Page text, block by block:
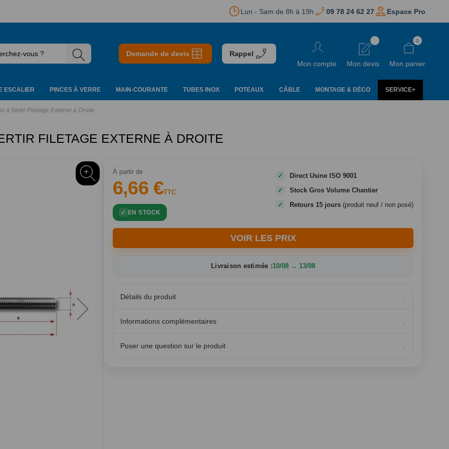
Lun - Sam de 8h à 19h 09 78 24 62 27 Espace Pro
Demande de devis
Rappel
Mon compte
Mon devis Mon panier
0
ESCALIER PINCES À VERRE MAIN-COURANTE TUBES INOX POTEAUX CÂBLE MONTAGE & DÉCO SERVICE+
à Sertir Filetage Externe à Droite
FILETAGE EXTERNE À DROITE
À partir de
6,66 €TTC
EN STOCK
Direct Usine ISO 9001
Stock Gros Volume Chantier
Retours 15 jours (produit neuf / non posé)
VOIR LES PRIX
Livraison estimée :10/08 → 13/08
Détails du produit
Informations complémentaires
Poser une question sur le produit